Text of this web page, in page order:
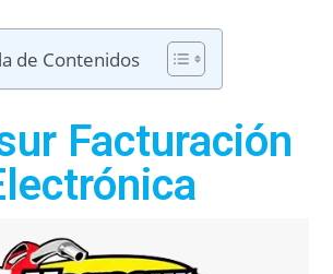
de Contenidos
Facturación